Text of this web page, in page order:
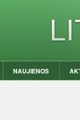
NAUJIENOS